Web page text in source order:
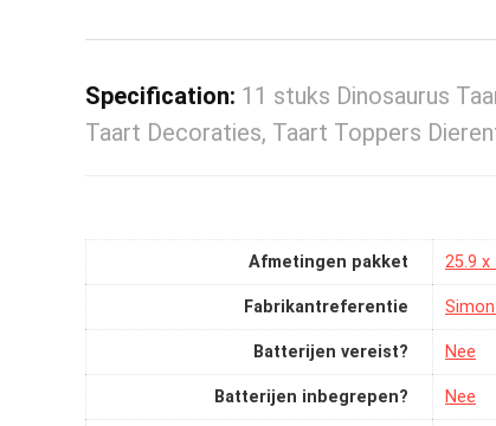
Specification: 11 stuks Dinosaurus
Taart Decoraties, Taart Toppers
Afmetingen pakket ‎25.9 x
Fabrikantreferentie
Batterijen vereist? ‎Nee
Batterijen inbegrepen? ‎Nee